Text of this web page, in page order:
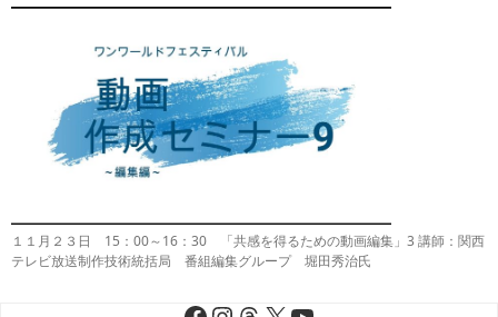
１１月２３日 15：00～16：30 「共感を得るための動画編集」3 講師：関西
テレビ放送制作技術統括局 番組編集グループ 堀田秀治氏